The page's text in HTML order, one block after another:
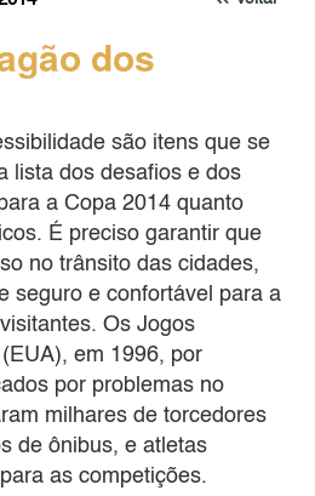
dos
são itens que se
lista dos desafios e dos
a Copa 2014 quanto
É preciso garantir que
no trânsito das cidades,
seguro e confortável para a
Os Jogos
em 1996, por
por problemas no
milhares de torcedores
de ônibus, e atletas
as competições.